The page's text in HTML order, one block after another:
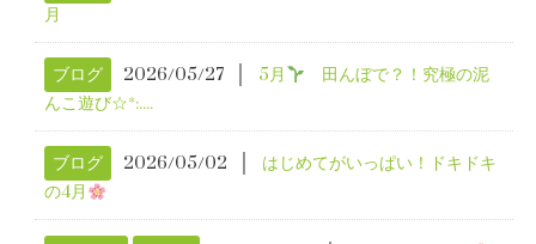
月
ブログ 2026/05/27 5月
田んぼで？！究極の泥
んこ遊び☆*:....
ブログ 2026/05/02
はじめてがいっぱい！ドキドキ
の4月